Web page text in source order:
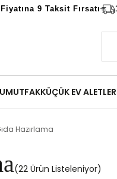
9 Taksit Fırsatı
MUTFAKKÜÇÜK EV
Hazırlama
22 Ürün